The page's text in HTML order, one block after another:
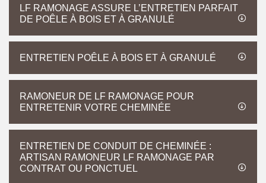
LF RAMONAGE ASSURE L’ENTRETIEN PARFAIT
DE POÊLE À BOIS ET À GRANULÉ
ENTRETIEN POÊLE À BOIS ET À GRANULÉ
RAMONEUR DE LF RAMONAGE POUR
ENTRETENIR VOTRE CHEMINÉE
ENTRETIEN DE CONDUIT DE CHEMINÉE :
ARTISAN RAMONEUR LF RAMONAGE PAR
CONTRAT OU PONCTUEL